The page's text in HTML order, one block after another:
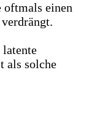
oftmals einen
als solche